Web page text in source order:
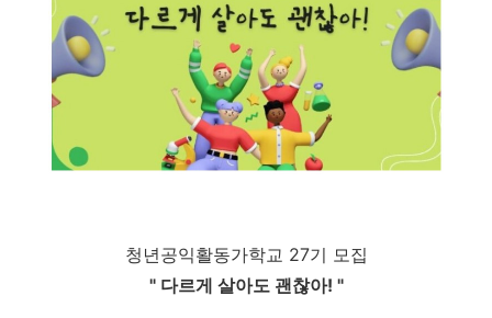
청년공익활동가학교 27기 모집
" 다르게 살아도 괜찮아! "